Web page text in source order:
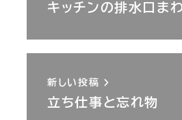
キッチンの排水口ま
新しい投稿
立ち仕事と忘れ物